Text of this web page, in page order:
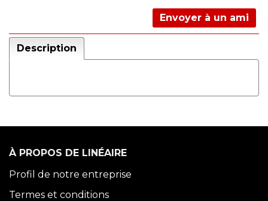
Envoyer à un ami
Description
À PROPOS DE LINÉAIRE
Profil de notre entreprise
Termes et conditions